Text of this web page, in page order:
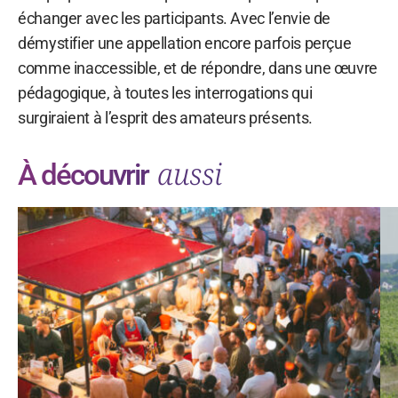
échanger avec les participants. Avec l’envie de
démystifier une appellation encore parfois perçue
comme inaccessible, et de répondre, dans une œuvre
pédagogique, à toutes les interrogations qui
surgiraient à l’esprit des amateurs présents.
À découvrir aussi